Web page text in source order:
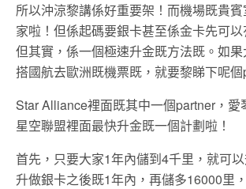
所以沖涼黎講係好重要架！而機場既貴
家啦！但係起碼要銀卡甚至係金卡先可以
但其實，係一個極速升金既方法既。如
搭國航去歐洲既機票既，就要黎睇下呢個
Star Alliance裡面既其中一個partner，愛
星空聯盟裡面最快升金既一個計劃啦！
首先，只要大家1年內儲到4千里，就可
升做銀卡之後既1年內，再儲多16000里